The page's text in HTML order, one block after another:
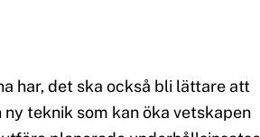
har, det ska också bli lättare att
teknik som kan öka vetskapen